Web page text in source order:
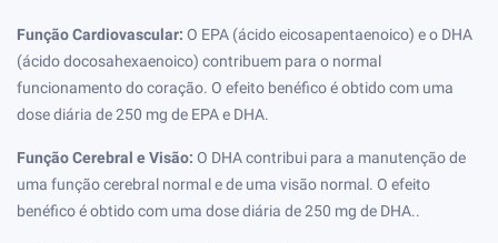
Função Cardiovascular: O EPA (ácido eicosapentaenoico) e o DHA
(ácido docosahexaenoico) contribuem para o normal
funcionamento do coração. O efeito benéfico é obtido com uma
dose diária de 250 mg de EPA e DHA.
Função Cerebral e Visão: O DHA contribui para a manutenção de
uma função cerebral normal e de uma visão normal. O efeito
benéfico é obtido com uma dose diária de 250 mg de DHA..